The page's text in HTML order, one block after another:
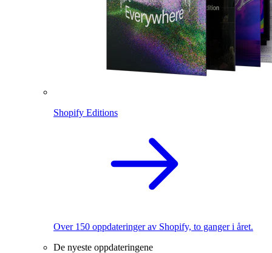
Shopify Editions
Over 150 oppdateringer av Shopify, to ganger i året.
De nyeste oppdateringene